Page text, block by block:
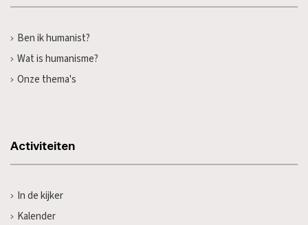
Ben ik humanist?
Wat is humanisme?
Onze thema's
Activiteiten
In de kijker
Kalender